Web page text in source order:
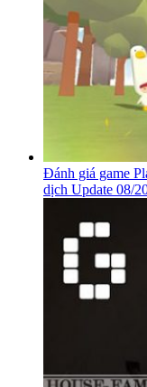
Đánh giá game
dịch Update 08/